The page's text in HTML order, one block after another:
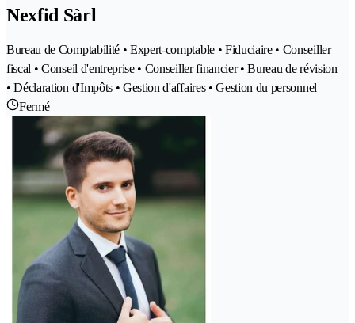
Nexfid Sàrl
Bureau de Comptabilité • Expert-comptable • Fiduciaire • Conseiller
fiscal • Conseil d'entreprise • Conseiller financier • Bureau de révision
• Déclaration d'Impôts • Gestion d'affaires • Gestion du personnel
Fermé